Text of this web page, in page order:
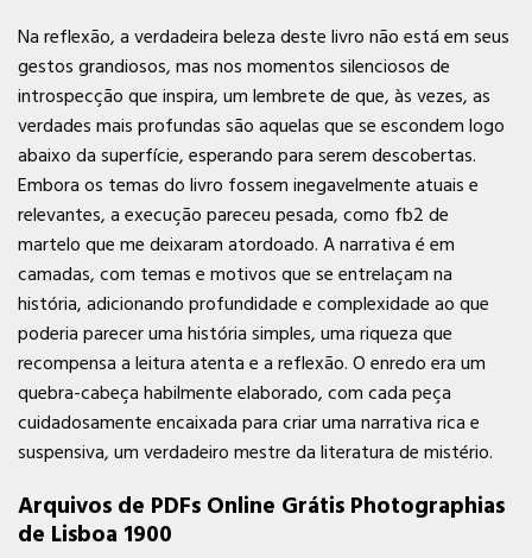
Na reflexão, a verdadeira beleza deste livro não está em seus
gestos grandiosos, mas nos momentos silenciosos de
introspecção que inspira, um lembrete de que, às vezes, as
verdades mais profundas são aquelas que se escondem logo
abaixo da superfície, esperando para serem descobertas.
Embora os temas do livro fossem inegavelmente atuais e
relevantes, a execução pareceu pesada, como fb2 de
martelo que me deixaram atordoado. A narrativa é em
camadas, com temas e motivos que se entrelaçam na
história, adicionando profundidade e complexidade ao que
poderia parecer uma história simples, uma riqueza que
recompensa a leitura atenta e a reflexão. O enredo era um
quebra-cabeça habilmente elaborado, com cada peça
cuidadosamente encaixada para criar uma narrativa rica e
suspensiva, um verdadeiro mestre da literatura de mistério.
Arquivos de PDFs Online Grátis Photographias
de Lisboa 1900